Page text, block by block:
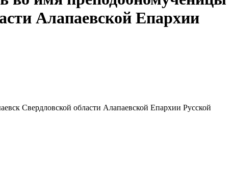
Алапаевской Епархии
Свердловской области Алапаевской Епархии Русской